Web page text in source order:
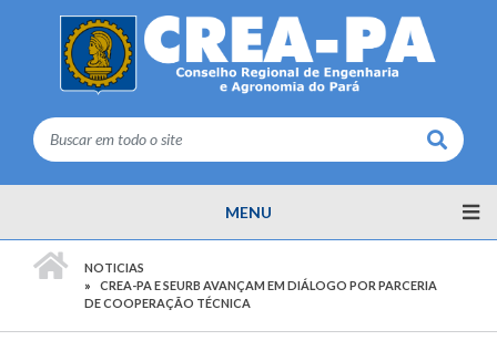
Buscar
MENU
NOTICIAS
CREA-PA E SEURB AVANÇAM EM DIÁLOGO POR PARCERIA
DE COOPERAÇÃO TÉCNICA